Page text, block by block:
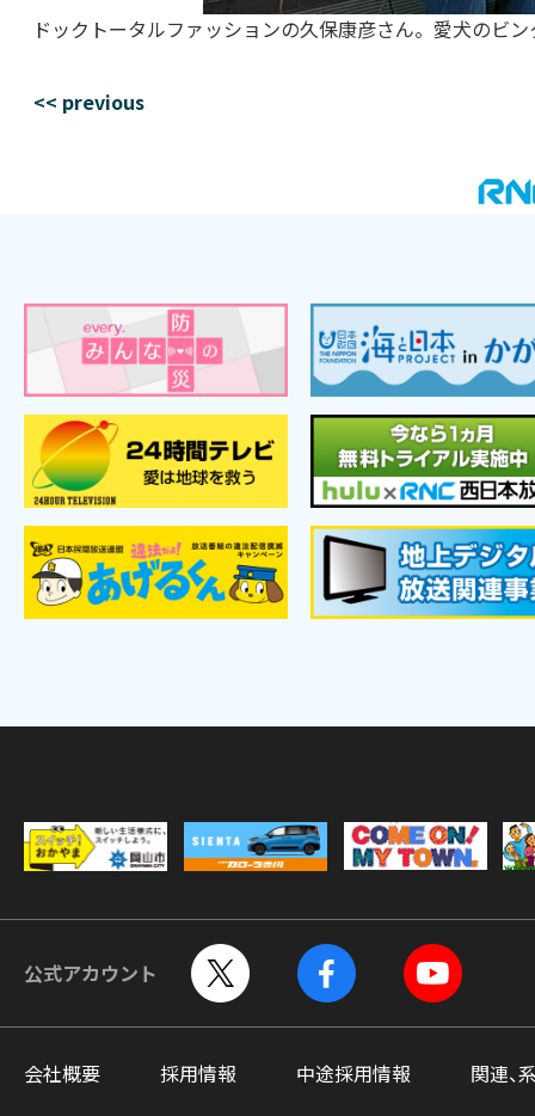
ドックトータルファッションの久保康彦さん。愛犬のビ
<< previous
公式アカウント
会社概要 採用情報 中途採用情報 関連、